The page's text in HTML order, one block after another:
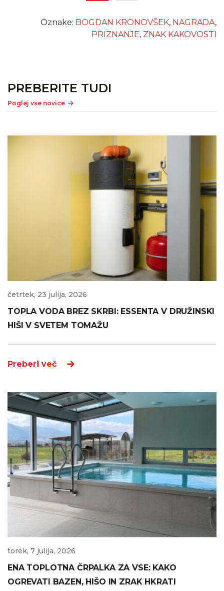
Oznake: BOGDAN KRONOVŠEK, NAGRADA,
PRIZNANJE, ZNAK KAKOVOSTI
PREBERITE TUDI
Poglej vse novice
četrtek, 23 julija, 2026
TOPLA VODA BREZ SKRBI: ESSENTA V DRUŽINSKI
HIŠI V SVETEM TOMAŽU
Preberi več
torek, 7 julija, 2026
ENA TOPLOTNA ČRPALKA ZA VSE: KAKO
OGREVATI BAZEN, HIŠO IN ZRAK HKRATI